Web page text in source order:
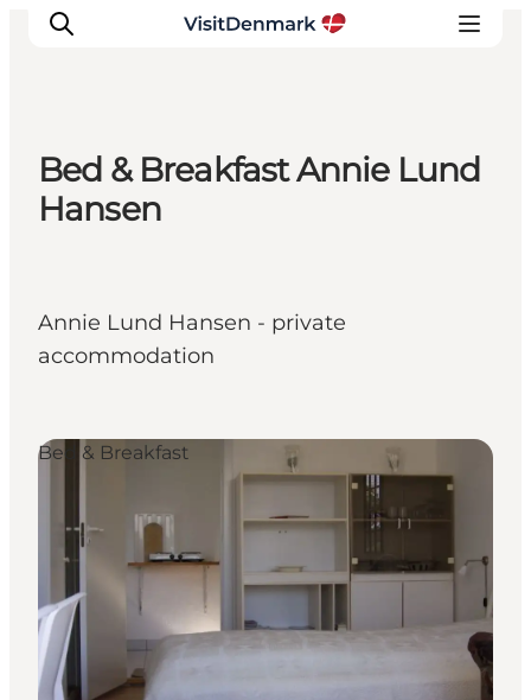
Inspirations
Planifiez votre voyage
Bed & Breakfast Annie Lund
Hansen
Annie Lund Hansen - private
accommodation
Bed & Breakfast